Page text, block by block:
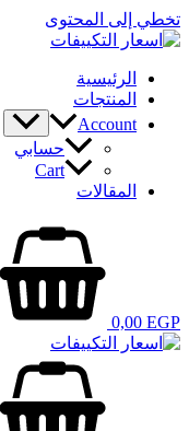
تخطي إلى المحتوى
الرئيسية
المنتجات
Account
حسابي
Cart
المقالات
0,00 EGP